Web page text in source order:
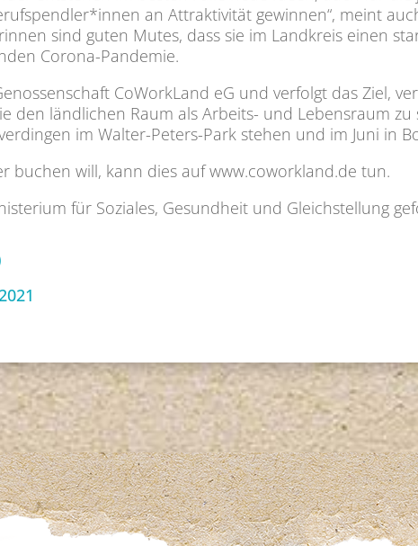
an Attraktivität gewinnen“, meint
sind guten Mutes, dass sie im Landkreis einen
Corona-Pandemie.
CoWorkLand eG und verfolgt das Ziel,
den ländlichen Raum als Arbeits- und Lebensraum
im Walter-Peters-Park stehen und im Juni in
buchen will, kann dies auf www.coworkland.de tun.
für Soziales, Gesundheit und Gleichstellung